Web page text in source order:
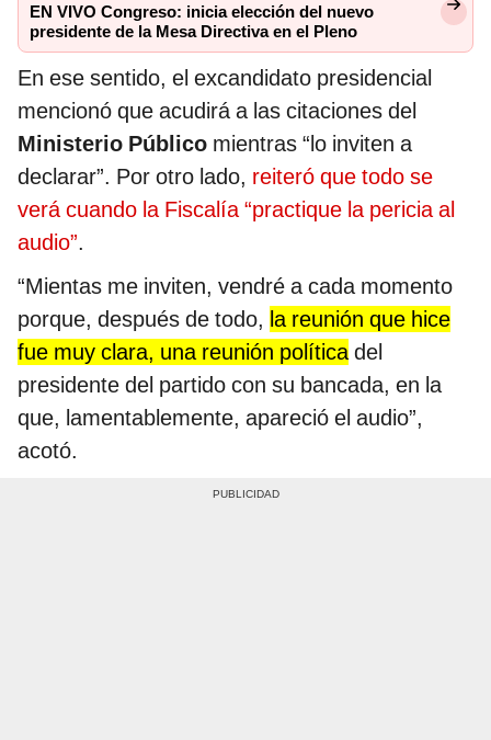
EN VIVO Congreso: inicia elección del nuevo
presidente de la Mesa Directiva en el Pleno
En ese sentido, el excandidato presidencial
mencionó que acudirá a las citaciones del
Ministerio Público mientras “lo inviten a
declarar”. Por otro lado, reiteró que todo se
verá cuando la Fiscalía “practique la pericia al
audio”.
“Mientas me inviten, vendré a cada momento
porque, después de todo, la reunión que hice
fue muy clara, una reunión políticadel
presidente del partido con su bancada, en la
que, lamentablemente, apareció el audio”,
acotó.